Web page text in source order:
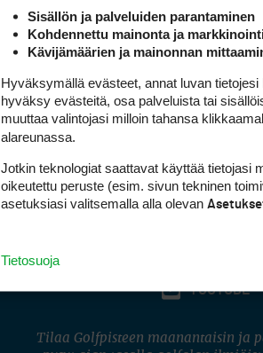
YOUTUBE
Tilaa Golfpisteen maanantaisin ja
Sisällön ja palveluiden parantaminen
Kohdennettu mainonta ja
Kävijämäärien ja mainonnan
Hyväksymällä evästeet, annat luvan
hyväksy evästeitä, osa palveluista tai
muuttaa valintojasi milloin tahansa
alareunassa.
Jotkin teknologiat saattavat käyttää tietojasi
oikeutettu peruste (esim. sivun tekninen
asetuksiasi valitsemalla alla olevan
Tietosuoja